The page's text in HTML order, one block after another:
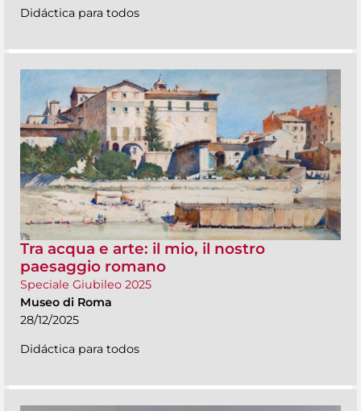
Didáctica para todos
Tra acqua e arte: il mio, il nostro
paesaggio romano
Speciale Giubileo 2025
Museo di Roma
28/12/2025
Didáctica para todos